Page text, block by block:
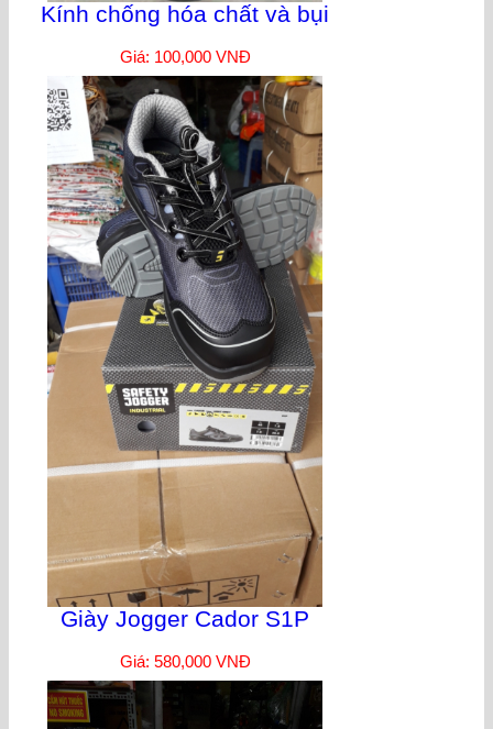
Kính chống hóa chất và bụi
Giá: 100,000 VNĐ
Giày Jogger Cador S1P
Giá: 580,000 VNĐ